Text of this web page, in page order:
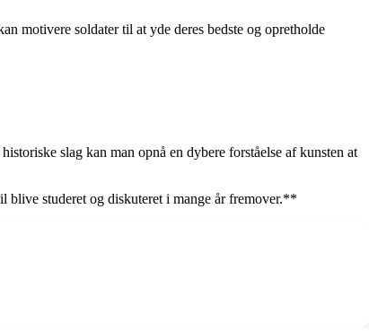
motivere soldater til at yde deres bedste og opretholde
slag kan man opnå en dybere forståelse af kunsten at
blive studeret og diskuteret i mange år fremover.**